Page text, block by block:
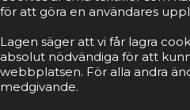
för att göra en användares
Lagen säger att vi får lagra
absolut nödvändiga för att
webbplatsen. För alla andra
medgivande.